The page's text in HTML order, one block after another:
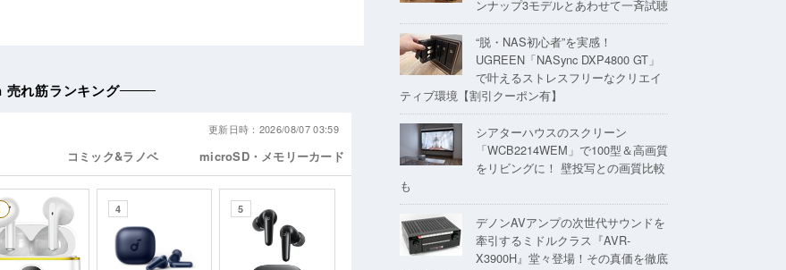
ンナップ3モデルとあわせて一斉試聴
“脱・NAS初心者”を実感！
UGREEN「NASync DXP4800 GT」
で叶えるストレスフリーなクリエイ
ティブ環境【割引クーポン有】
シアターハウスのスクリーン
「WCB2214WEM」で100型＆高画質
をリビングに！ 壁投写との画質比較
も
デノンAVアンプの次世代サウンドを
牽引するミドルクラス『AVR-
X3900H』堂々登場！その真価を徹底